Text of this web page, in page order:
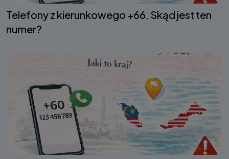
Telefony z kierunkowego +66. Skąd jest ten
numer?